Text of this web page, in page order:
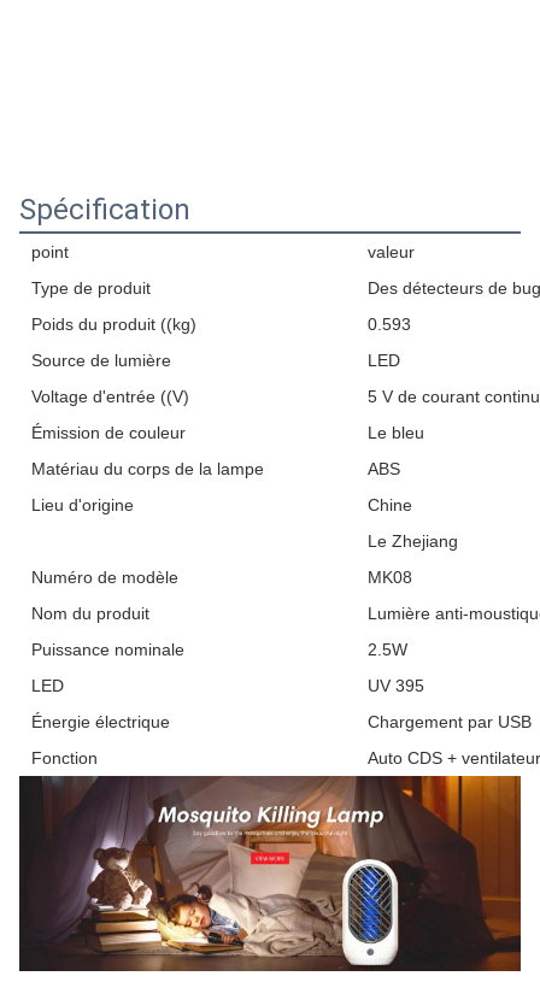
Spécification
point
valeur
Type de produit
Des détecteurs de
Poids du produit ((kg)
0.593
Source de lumière
LED
Voltage d'entrée ((V)
5 V de courant continu
Émission de couleur
Le bleu
Matériau du corps de la lampe
ABS
Lieu d'origine
Chine
Le Zhejiang
Numéro de modèle
MK08
Nom du produit
Lumière anti-
Puissance nominale
2.5W
LED
UV 395
Énergie électrique
Chargement par USB
Fonction
Auto CDS +